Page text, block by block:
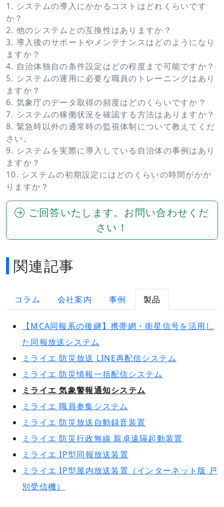
1. システムの導入にかかるコストはどれくらいです
か？
2. 他のシステムとの互換性はありますか？
3. 導入後のサポートやメンテナンスはどのようになり
ますか？
4. 自治体独自の条件設定はどの程度まで可能ですか？
5. システムの運用に必要な職員のトレーニングはあり
ますか？
6. 気象庁のデータ取得の頻度はどのくらいですか？
7. システムの稼働状況を確認する方法はありますか？
8. 緊急時以外の通常時の監視体制について教えてくだ
さい。
9. システムを実際に導入している自治体の事例はあり
ますか？
10. システムの初期設定にはどのくらいの時間がかか
りますか？
ご回答いたします。お問い合わせくだ
さい！
関連記事
コラム 会社案内 事例 製品
【MCA同報系の後継】携帯網・衛星信号を活用し
た同報放送システム
ミライエ 防災放送 LINE再配信システム
ミライエ 防災情報一括配信システム
ミライエ 気象警報通知システム
ミライエ 職員参集システム
ミライエ 防災放送自動録音装置
ミライエ 防災行政無線 親卓遠隔起動装置
ミライエ IP型同報放送装置
ミライエ IP型屋内放送装置（インターネット版 戸
別受信機）